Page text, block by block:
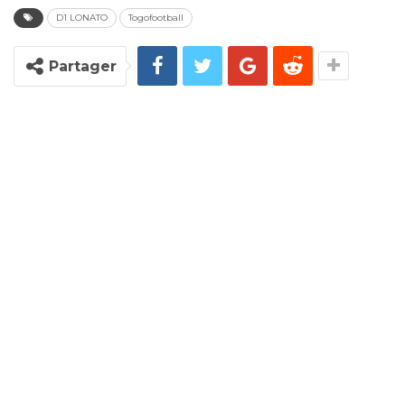
D1 LONATO Togofootball
Partager